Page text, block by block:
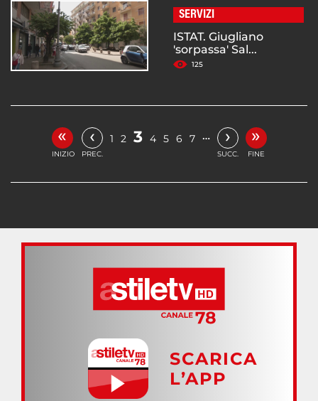
SERVIZI
ISTAT. Giugliano
'sorpassa' Sal...
125
«
INIZIO
‹
PREC.
1 2 3 4 5 6 7 … ›
SUCC.
»
FINE
SCARICA
L’APP